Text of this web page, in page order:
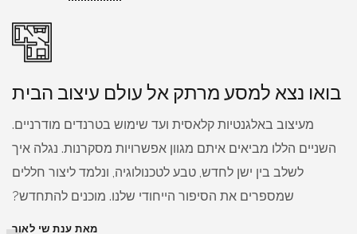
בואו נצא למסע מרתק אל עולם עיצוב הבית
מעיצוב באלגנטיות קלאסית ועד שימוש בטרנדים מודרניים.
השניים הללו מביאים איתם מגוון אפשרויות מסקרנות. נגלה איך
לשלב בין ישן לחדש, טבע לטכנולוגיה, ונלמד ליצור חללים
שמספרים את הסיפור הייחודי שלנו. מוכנים להתחדש?
מאת ענת שי לאור